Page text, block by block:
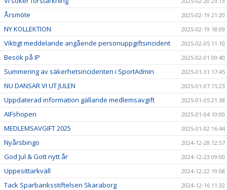
Årsmöte 2025-02-19 21:20
NY KOLLEKTION 2025-02-19 18:09
Viktigt meddelande angående personuppgiftsincident 2025-02-05 11:10
Besök på IP 2025-02-01 09:40
Summering av säkerhetsincidenten i SportAdmin 2025-01-31 17:45
NU DANSAR VI UT JULEN 2025-01-07 15:23
Uppdaterad information gällande medlemsavgift 2025-01-05 21:38
AIFshopen 2025-01-04 10:00
MEDLEMSAVGIFT 2025 2025-01-02 16:44
Nyårsbingo 2024-12-28 12:57
God Jul & Gott nytt år 2024-12-23 09:00
Uppesittarkväll 2024-12-22 19:08
Tack Sparbanksstiftelsen Skaraborg 2024-12-16 11:32